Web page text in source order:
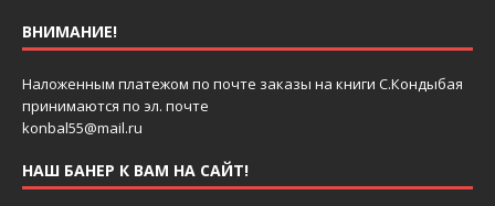
ВНИМАНИЕ!
Наложенным платежом по почте заказы на книги С.Кондыбая
принимаются по эл. почте
konbal55@mail.ru
НАШ БАНЕР К ВАМ НА САЙТ!